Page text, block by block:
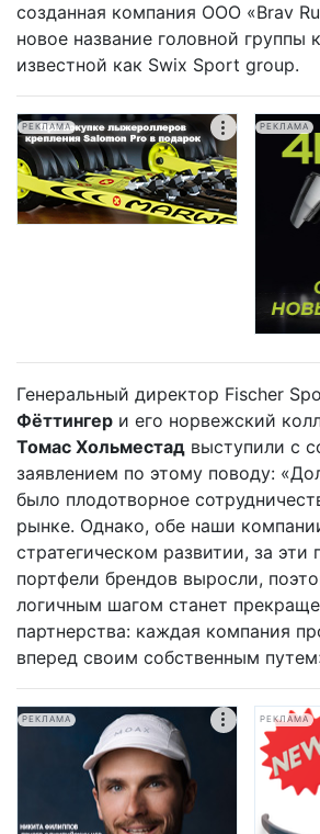
созданная компания ООО «Brav
новое название головной группы
известной как Swix Sport group.
РЕКЛАМА РЕКЛАМА
Генеральный директор Fischer
Фёттингер и его норвежский
Томас Хольместад выступили с
заявлением по этому поводу:
было плодотворное
рынке. Однако, обе наши
стратегическом развитии, за эти
портфели брендов выросли,
логичным шагом станет
партнерства: каждая компания
вперед своим собственным
РЕКЛАМА РЕКЛАМА